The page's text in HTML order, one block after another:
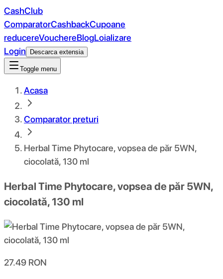
CashClub
ComparatorCashbackCupoane
reducereVouchereBlogLoializare
Login
Descarca extensia
Toggle menu
Acasa
Comparator preturi
Herbal Time Phytocare, vopsea de păr 5WN,
ciocolată, 130 ml
Herbal Time Phytocare, vopsea de păr 5WN,
ciocolată, 130 ml
27.49 RON